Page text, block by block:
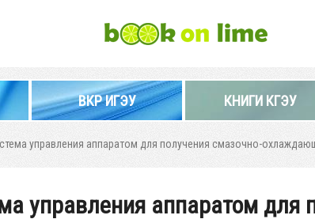
ВКР ИГЭУ КНИГИ КГЭУ
управления аппаратом для получения смазочно-
управления аппаратом для